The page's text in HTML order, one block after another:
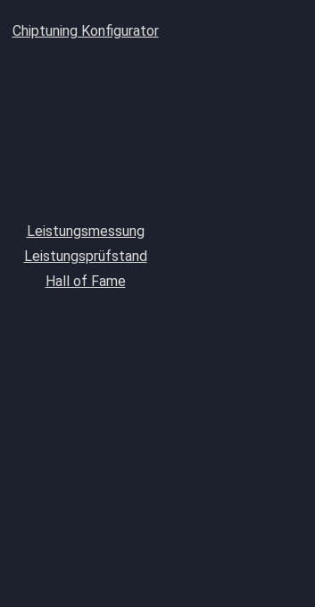
Chiptuning Konfigurator
Leistungsmessung
Leistungsprüfstand
Hall of Fame